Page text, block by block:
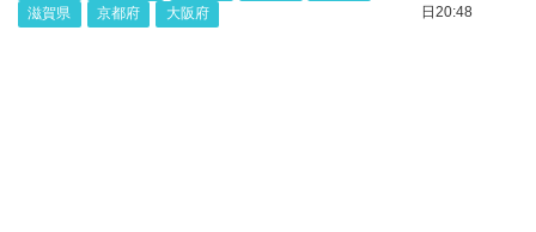
滋賀県
京都府 大阪府
日20:48